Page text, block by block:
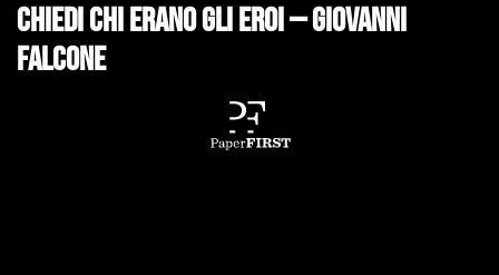
Chiedi chi erano gli eroi – Giovanni
Falcone